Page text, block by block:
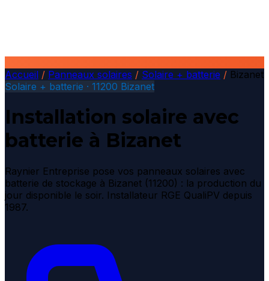
Accueil / Panneaux solaires / Solaire + batterie / Bizanet
Solaire + batterie · 11200 Bizanet
Installation solaire avec
batterie à Bizanet
Raynier Entreprise pose vos panneaux solaires avec
batterie de stockage à Bizanet (11200) : la production du
jour disponible le soir. Installateur RGE QualiPV depuis
1987.